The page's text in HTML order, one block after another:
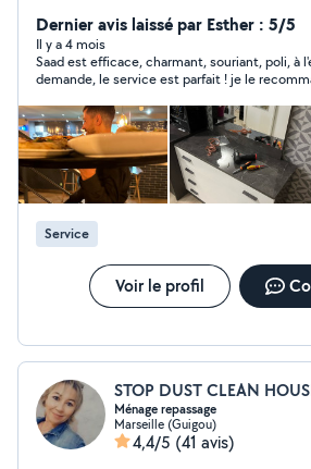
expérimentée de serveurs.ses + barman)
Dernier avis laissé par Esther : 5/5
Il y a 4 mois
Saad est efficace, charmant, souriant, poli, à
demande, le service est parfait ! je le
Service
Voir le profil
STOP DUST CLEAN
Ménage repassage
Marseille (Guigou)
4,4/5 (41 avis)